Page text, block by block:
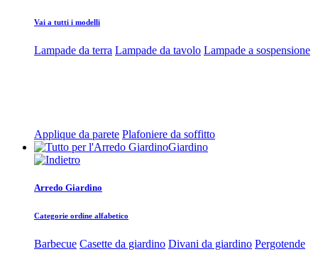
Vai a tutti i modelli
Lampade da terra Lampade da tavolo Lampade a sospensione
Applique da parete Plafoniere da soffitto
Giardino
Arredo Giardino
Categorie ordine alfabetico
Barbecue Casette da giardino Divani da giardino Pergotende